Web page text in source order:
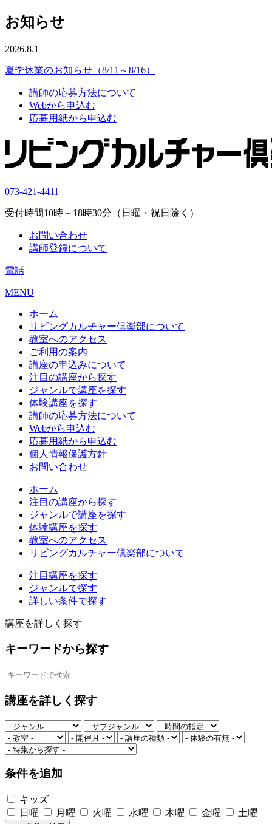
お知らせ
2026.8.1
夏季休業のお知らせ（8/11～8/16）
講師の応募方法について
Webから申込む
応募用紙から申込む
073-421-4411
受付時間10時～18時30分（日曜・祝日除く）
お問い合わせ
講師登録について
電話
MENU
ホーム
リビングカルチャー倶楽部について
教室へのアクセス
ご利用の案内
講座の申込みについて
注目の講座から探す
ジャンルで講座を探す
体験講座を探す
講師の応募方法について
Webから申込む
応募用紙から申込む
個人情報保護方針
お問い合わせ
ホーム
注目の講座から探す
ジャンルで講座を探す
体験講座を探す
教室へのアクセス
リビングカルチャー倶楽部について
注目講座を探す
ジャンルで探す
詳しい条件で探す
講座を詳しく探す
キーワードから探す
講座を詳しく探す
条件を追加
キッズ
日曜
月曜 火曜 水曜 木曜 金曜 土曜